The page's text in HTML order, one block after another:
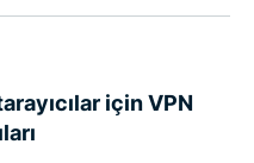
için VPN